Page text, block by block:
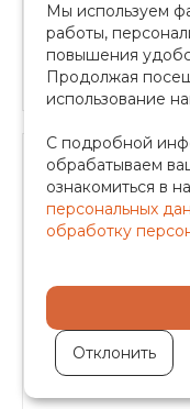
• Производитель —
Мы используем
работы,
повышения
Продолжая
использование
С подробной
обрабатываем
ознакомиться в
персональных
обработку
Отклонить